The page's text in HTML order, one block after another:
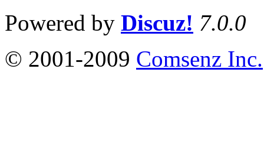
Powered by Discuz! 7.0.0
© 2001-2009 Comsenz Inc.